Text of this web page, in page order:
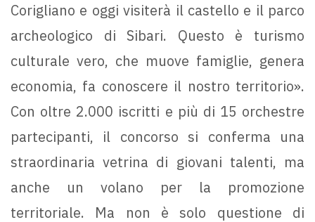
Corigliano e oggi visiterà il castello e il parco
archeologico di Sibari. Questo è turismo
culturale vero, che muove famiglie, genera
economia, fa conoscere il nostro territorio».
Con oltre 2.000 iscritti e più di 15 orchestre
partecipanti, il concorso si conferma una
straordinaria vetrina di giovani talenti, ma
anche un volano per la promozione
territoriale. Ma non è solo questione di